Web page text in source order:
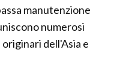
manutenzione
numerosi
dell'Asia e